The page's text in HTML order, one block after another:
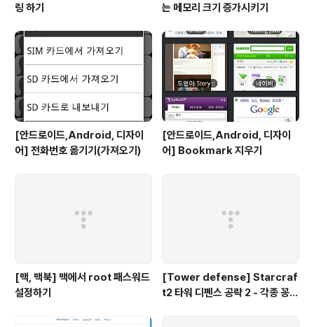
링 하기
는 메모리 크기 증가시키기
[안드로이드,Android, 디자이
어] 전화번호 옮기기(가져오기)
[안드로이드,Android, 디자이
어] Bookmark 지우기
[맥, 맥북] 맥에서 root 패스워드
설정하기
[Tower defense] Starcraf
t2 타워 디펜스 공략 2 - 각종 꽁수